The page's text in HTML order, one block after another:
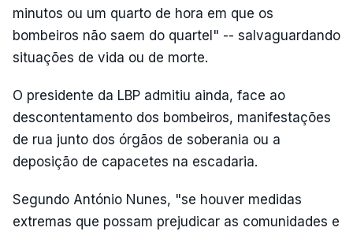
minutos ou um quarto de hora em que os
bombeiros não saem do quartel" -- salvaguardando
situações de vida ou de morte.
O presidente da LBP admitiu ainda, face ao
descontentamento dos bombeiros, manifestações
de rua junto dos órgãos de soberania ou a
deposição de capacetes na escadaria.
Segundo António Nunes, "se houver medidas
extremas que possam prejudicar as comunidades e